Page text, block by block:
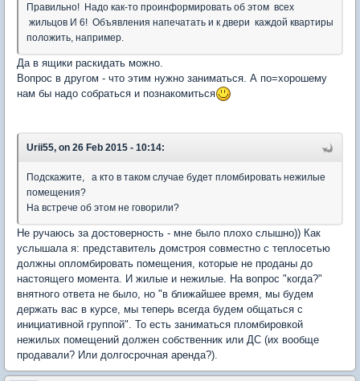
Правильно! Надо как-то проинформировать об этом всех
жильцов И 6! Объявления напечатать и к двери каждой квартиры
положить, например.
Да в ящики раскидать можно.
Вопрос в другом - что этим нужно заниматься. А по=хорошему
нам бы надо собраться и познакомиться
Urii55, on 26 Feb 2015 - 10:14:
Подскажите, а кто в таком случае будет пломбировать нежилые
помещения?
На встрече об этом не говорили?
Не ручаюсь за достоверность - мне было плохо слышно)) Как
услышала я: представитель домстроя совместно с теплосетью
должны опломбировать помещения, которые не проданы до
настоящего момента. И жилые и нежилые. На вопрос "когда?"
внятного ответа не было, но "в ближайшее время, мы будем
держать вас в курсе, мы теперь всегда будем общаться с
инициативной группой". То есть заниматься пломбировкой
нежилых помещений должен собственник или ДС (их вообще
продавали? Или долгосрочная аренда?).